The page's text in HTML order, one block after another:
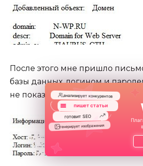
После этого мне пришло
базы данных, логином и
не показывайте эти данные!
анализирует конкурентов
пишет статьи
готовит SEO
генерирует изображения